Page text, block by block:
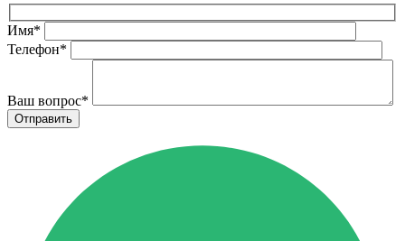
Имя*
Телефон*
Ваш вопрос*